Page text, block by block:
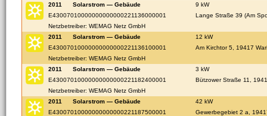
2011
Solarstrom — Gebäude
9 kW
E43007010000000000000221136000001
Lange Straße 39 (Am
Netzbetreiber: WEMAG Netz GmbH
2011
Solarstrom — Gebäude
12 kW
E43007010000000000000221136100001
Am Kirchtor 5, 19417
Netzbetreiber: WEMAG Netz GmbH
2011
Solarstrom — Gebäude
3 kW
E43007010000000000000221182400001
Bützower Straße 11,
Netzbetreiber: WEMAG Netz GmbH
2011
Solarstrom — Gebäude
42 kW
E43007010000000000000221187500001
Gewerbegebiet 2 a,